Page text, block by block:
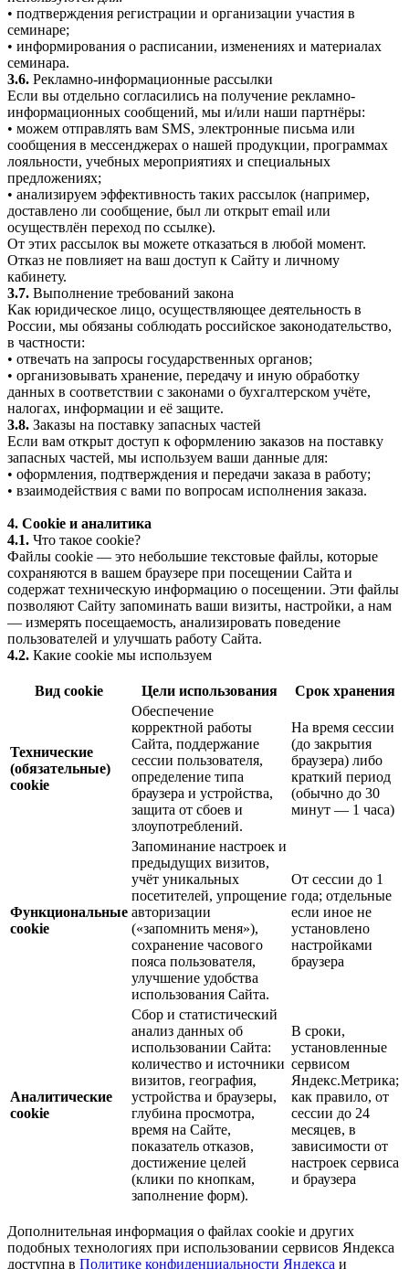
• подтверждения регистрации и организации участия в
семинаре;
• информирования о расписании, изменениях и материалах
семинара.
3.6. Рекламно-информационные рассылки
Если вы отдельно согласились на получение рекламно-
информационных сообщений, мы и/или наши партнёры:
• можем отправлять вам SMS, электронные письма или
сообщения в мессенджерах о нашей продукции, программах
лояльности, учебных мероприятиях и специальных
предложениях;
• анализируем эффективность таких рассылок (например,
доставлено ли сообщение, был ли открыт email или
осуществлён переход по ссылке).
От этих рассылок вы можете отказаться в любой момент.
Отказ не повлияет на ваш доступ к Сайту и личному
кабинету.
3.7. Выполнение требований закона
Как юридическое лицо, осуществляющее деятельность в
России, мы обязаны соблюдать российское законодательство,
в частности:
• отвечать на запросы государственных органов;
• организовывать хранение, передачу и иную обработку
данных в соответствии с законами о бухгалтерском учёте,
налогах, информации и её защите.
3.8. Заказы на поставку запасных частей
Если вам открыт доступ к оформлению заказов на поставку
запасных частей, мы используем ваши данные для:
• оформления, подтверждения и передачи заказа в работу;
• взаимодействия с вами по вопросам исполнения заказа.
4. Cookie и аналитика
4.1. Что такое cookie?
Файлы cookie — это небольшие текстовые файлы, которые
сохраняются в вашем браузере при посещении Сайта и
содержат техническую информацию о посещении. Эти файлы
позволяют Сайту запоминать ваши визиты, настройки, а нам
— измерять посещаемость, анализировать поведение
пользователей и улучшать работу Сайта.
4.2. Какие cookie мы используем
Вид cookie Цели использования Срок хранения
Технические
(обязательные)
cookie
Обеспечение
корректной работы
Сайта, поддержание
сессии пользователя,
определение типа
браузера и устройства,
защита от сбоев и
злоупотреблений.
На время сессии
(до закрытия
браузера) либо
краткий период
(обычно до 30
минут — 1 часа)
Функциональные
cookie
Запоминание настроек и
предыдущих визитов,
учёт уникальных
посетителей, упрощение
авторизации
(«запомнить меня»),
сохранение часового
пояса пользователя,
улучшение удобства
использования Сайта.
От сессии до 1
года; отдельные
если иное не
установлено
настройками
браузера
Аналитические
cookie
Сбор и статистический
анализ данных об
использовании Сайта:
количество и источники
визитов, география,
устройства и браузеры,
глубина просмотра,
время на Сайте,
показатель отказов,
достижение целей
(клики по кнопкам,
заполнение форм).
В сроки,
установленные
сервисом
Яндекс.Метрика;
как правило, от
сессии до 24
месяцев, в
зависимости от
настроек сервиса
и браузера
Дополнительная информация о файлах cookie и других
подобных технологиях при использовании сервисов Яндекса
доступна в Политике конфиденциальности Яндекса и